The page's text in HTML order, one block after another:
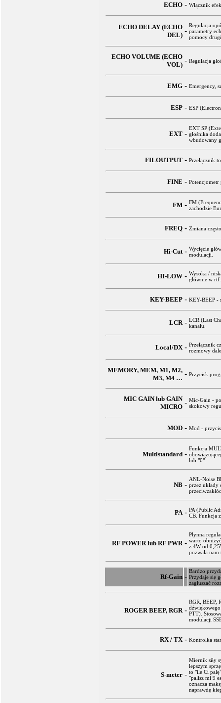
ECHO - Włącznik
ECHO DELAY (ECHO
DEL) -
Regulacja
parametry
pomocy
ECHO VOLUME (ECHO
VOL) - Regulacja
EMG - Emergency,
ESP - ESP
EXT -
EXT SP
głośnika
wbudowany
FILOUTPUT - Przełącznik
FINE -
FM - FM
zachodzie
FREQ - Zmiana
Hi-Cut - Wycięcie
modulacji.
HI-LOW - Wysoka /
głównie w
KEY-BEEP - KEY-BEEP -
LCR - LCR (Last
kanału.
Local/DX - Przełącznik
rozmowy
MEMORY, MEM, M1, M2,
M3, M4 … - Przycisk
MIC GAIN lub GAIN
MICRO - Mic-Gain -
skokowy
MOD - Mod -
Multistandard -
Funkcja
lub "0".
NB -
ANL-Noise
przez
PA - PA (Public
CB. Funkcja
RF POWER lub RF PWR -
Płynna
warto
z 4W od
pozwala nam
Rf-Gain -
Bardzo
Przydaje się
zagłuszać
ROGER BEEP, RGR -
RGR, BEEP,
PTT).
modulacji
RX / TX - Kontrolka
S-meter -
Miernik siły
lepszym
to "ile Ci
"palisz mi 9
oznacza
naprawdę